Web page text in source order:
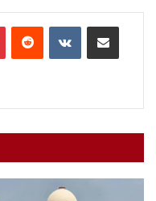
PinterestReddit VKontakteShare via Email